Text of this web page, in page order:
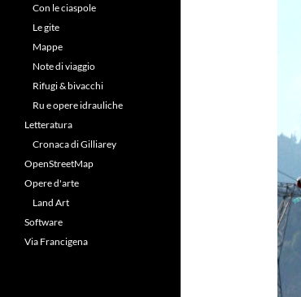
Con le ciaspole
Le gite
Mappe
Note di viaggio
Rifugi & bivacchi
Ru e opere idrauliche
Letteratura
Cronaca di Gilliarey
OpenStreetMap
Opere d'arte
Land Art
Software
Via Francigena